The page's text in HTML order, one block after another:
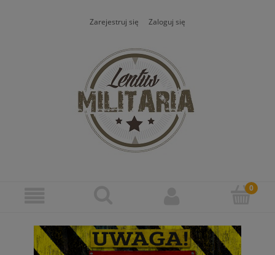
Zarejestruj się Zaloguj się